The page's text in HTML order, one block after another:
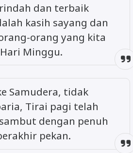
dan terbaik
kasih sayang dan
orang yang kita
Minggu.
Samudera, tidak
Tirai pagi telah
dengan penuh
pekan.